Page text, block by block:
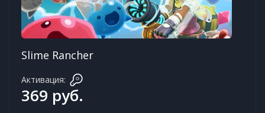
Slime Rancher
Активация:
369 руб.